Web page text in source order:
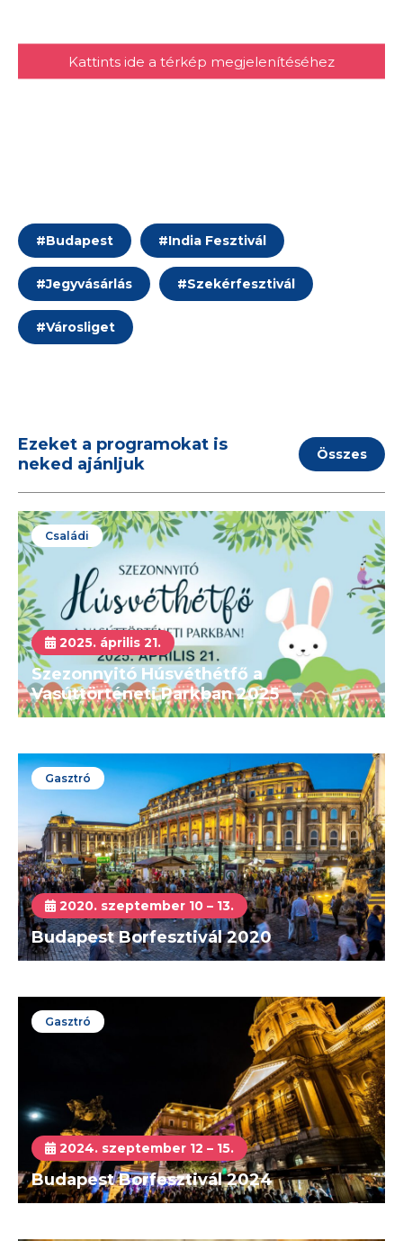
Kattints ide a térkép megjelenítéséhez
#Budapest #India Fesztivál
#Jegyvásárlás #Szekérfesztivál
#Városliget
Ezeket a programokat is
neked ajánljuk
Összes
Családi
2025. április 21.
Szezonnyitó Húsvéthétfő a
Vasúttörténeti Parkban 2025
Gasztró
2020. szeptember 10 – 13.
Budapest Borfesztivál 2020
Gasztró
2024. szeptember 12 – 15.
Budapest Borfesztivál 2024